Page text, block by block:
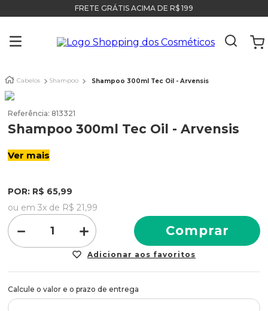
FRETE GRÁTIS ACIMA DE R$ 199
Cabelos Shampoo Shampoo 300ml Tec Oil - Arvensis
Referência: 813321
Shampoo 300ml Tec Oil - Arvensis
Ver mais
POR: R$ 65,99
ou em 3x de R$ 21,99
＋
－ Comprar